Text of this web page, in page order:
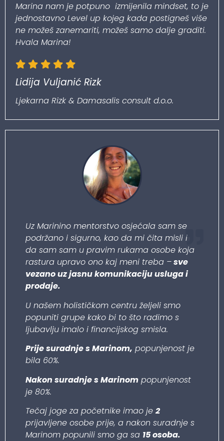
Marina nam je potpuno izmijenila mindset, to je
jednostavno Level up kojeg kada postigneš više
ne možeš zanemariti, možeš samo dalje graditi.
Hvala Marina!
Lidija Vuljanić Rizk
Ljekarna Rizk & Damasalis consult d.o.o.
Uz Marinino mentorstvo osjećala sam se
podržano i sigurno, kao da mi čita misli i
da sam sam u pravim rukama osobe koja
rastura upravo ono kaj meni treba –sve
vezano uz jasnu komunikaciju usluga i
prodaje.
U našem holističkom centru željeli smo
popuniti grupe kako bi to što radimo s
ljubavlju imalo i financijskog smisla.
Prije suradnje s Marinom, popunjenost je
bila 60%.
Nakon suradnje s Marinom popunjenost
je 80%.
Tečaj joge za početnike imao je 2
prijavljene osobe prije, a nakon suradnje s
Marinom popunili smo ga sa 15 osoba.